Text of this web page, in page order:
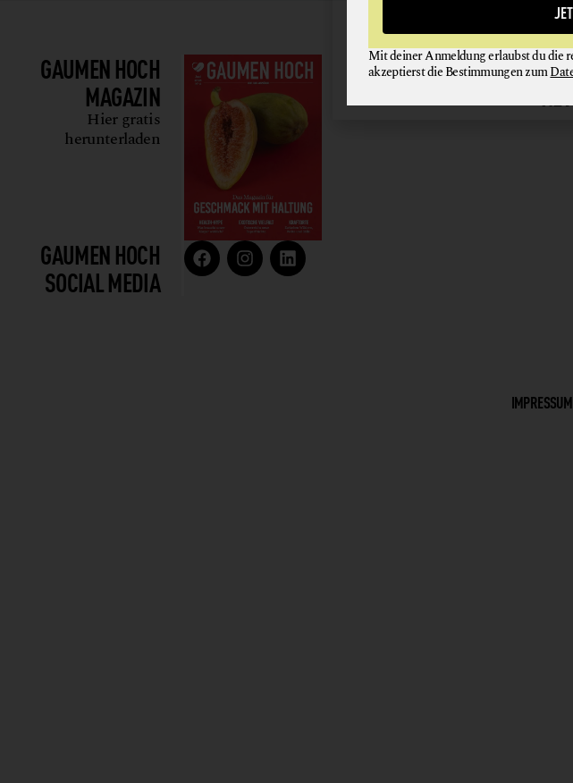
GAUMEN HOCH
MAGAZIN
Hier gratis
herunterladen
GAUMEN HOCH
SOCIAL MEDIA
IMPRESSUM
Mit deiner Anmeldung erlaubst du die
akzeptierst die Bestimmungen zum